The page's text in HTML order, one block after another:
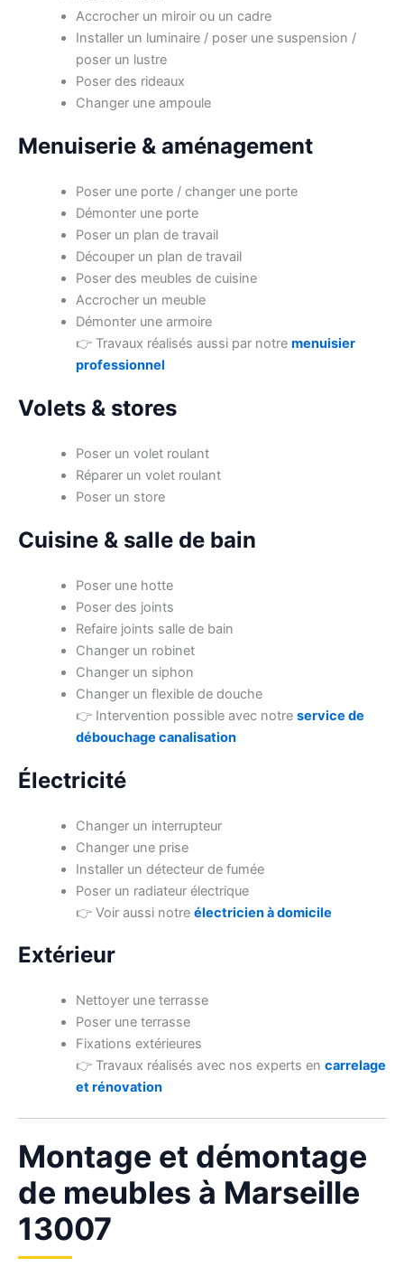
Accrocher un miroir ou un cadre
Installer un luminaire / poser une suspension /
poser un lustre
Poser des rideaux
Changer une ampoule
Menuiserie & aménagement
Poser une porte / changer une porte
Démonter une porte
Poser un plan de travail
Découper un plan de travail
Poser des meubles de cuisine
Accrocher un meuble
Démonter une armoire
👉 Travaux réalisés aussi par notre menuisier
professionnel
Volets & stores
Poser un volet roulant
Réparer un volet roulant
Poser un store
Cuisine & salle de bain
Poser une hotte
Poser des joints
Refaire joints salle de bain
Changer un robinet
Changer un siphon
Changer un flexible de douche
👉 Intervention possible avec notre service de
débouchage canalisation
Électricité
Changer un interrupteur
Changer une prise
Installer un détecteur de fumée
Poser un radiateur électrique
👉 Voir aussi notre électricien à domicile
Extérieur
Nettoyer une terrasse
Poser une terrasse
Fixations extérieures
👉 Travaux réalisés avec nos experts en carrelage
et rénovation
Montage et démontage
de meubles à Marseille
13007